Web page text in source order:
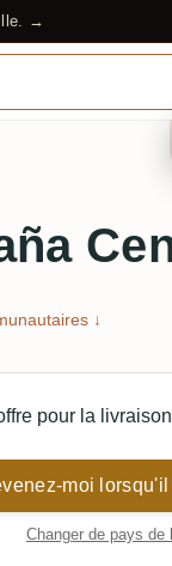
→
↓
pour la
moi
Changer de pays de